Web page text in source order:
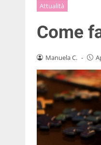
Attualità
Come
Manuela C. -